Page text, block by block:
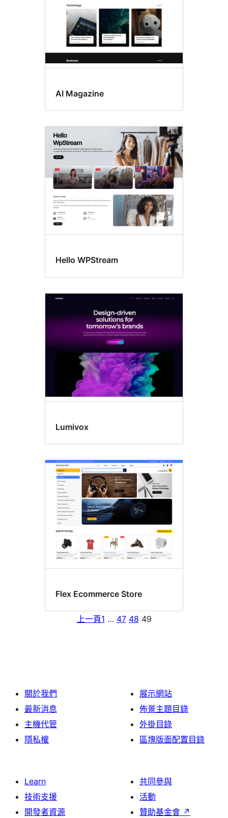
AI Magazine
Hello WPStream
Lumivox
Flex Ecommerce Store
上一頁1 … 47 48 49
關於我們
最新消息
主機代管
隱私權
展示網站
佈景主題目錄
外掛目錄
區塊版面配置目錄
Learn
技術支援
開發者資源
共同參與
活動
贊助基金會 ↗